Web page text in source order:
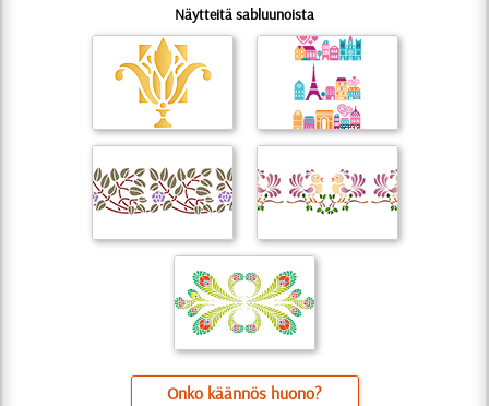
Näytteitä sabluunoista
Onko käännös huono?